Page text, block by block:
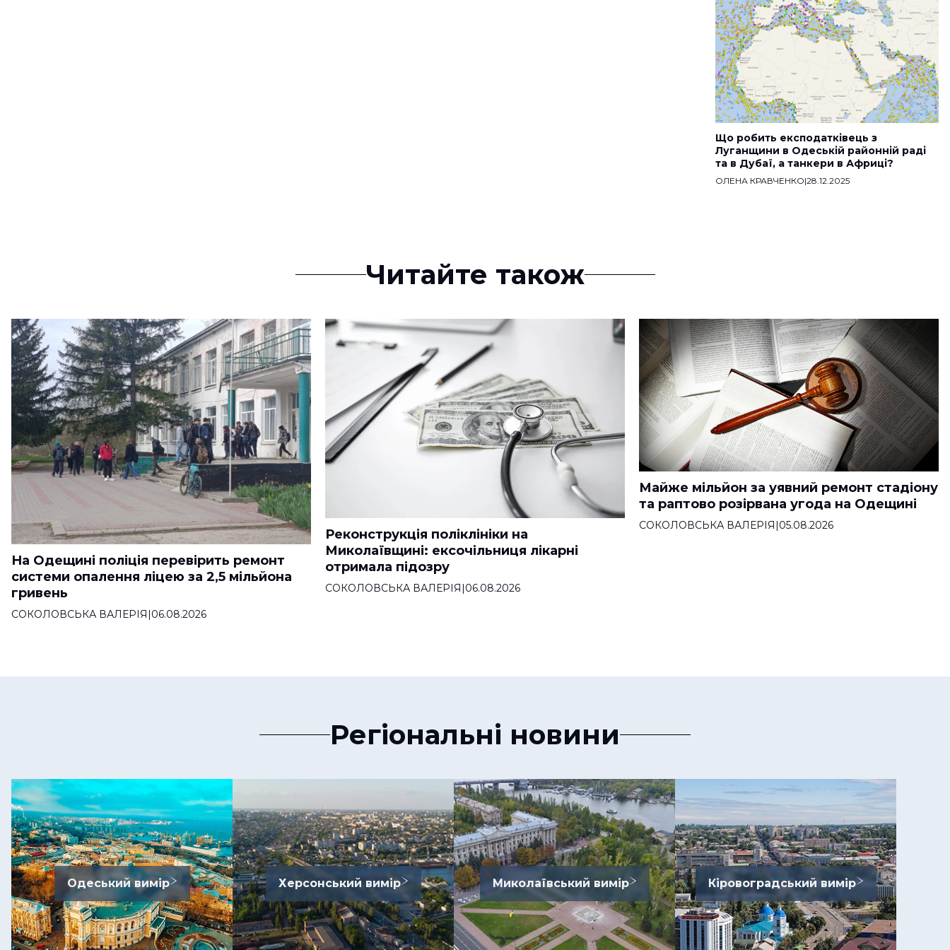
Що робить експодатківець з
Луганщини в Одеській районній раді
та в Дубаї, а танкери в Африці?
ОЛЕНА КРАВЧЕНКО|28.12.2025
Читайте також
На Одещині поліція перевірить ремонт
системи опалення ліцею за 2,5 мільйона
гривень
СОКОЛОВСЬКА ВАЛЕРІЯ|06.08.2026
Реконструкція поліклініки на
Миколаївщині: ексочільниця лікарні
отримала підозру
СОКОЛОВСЬКА ВАЛЕРІЯ|06.08.2026
Майже мільйон за уявний ремонт стадіону
та раптово розірвана угода на Одещині
СОКОЛОВСЬКА ВАЛЕРІЯ|05.08.2026
Регіональні новини
Одеський вимір Херсонський вимір Миколаївський вимір Кіровоградський вимір